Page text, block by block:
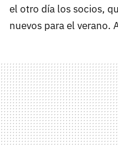
el otro día los socios,
nuevos para el verano.